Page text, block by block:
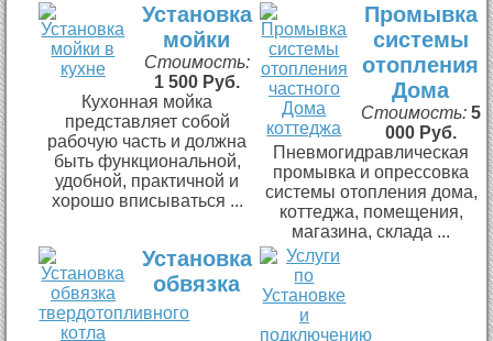
Установка
мойки
Стоимость:
1 500 Руб.
Кухонная мойка
представляет собой
рабочую часть и должна
быть функциональной,
удобной, практичной и
хорошо вписываться ...
Промывка
системы
отопления
Дома
Стоимость: 5
000 Руб.
Пневмогидравлическая
промывка и опрессовка
системы отопления дома,
коттеджа, помещения,
магазина, склада ...
Установка
обвязка